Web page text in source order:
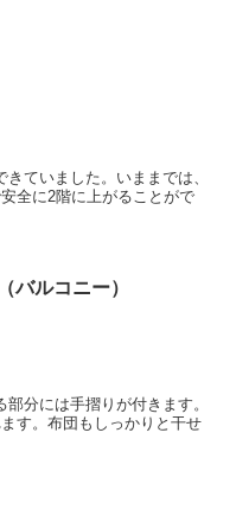
ていました。いままでは、
全に2階に上がることがで
バルコニー）
分には手摺りが付きます。
す。布団もしっかりと干せ